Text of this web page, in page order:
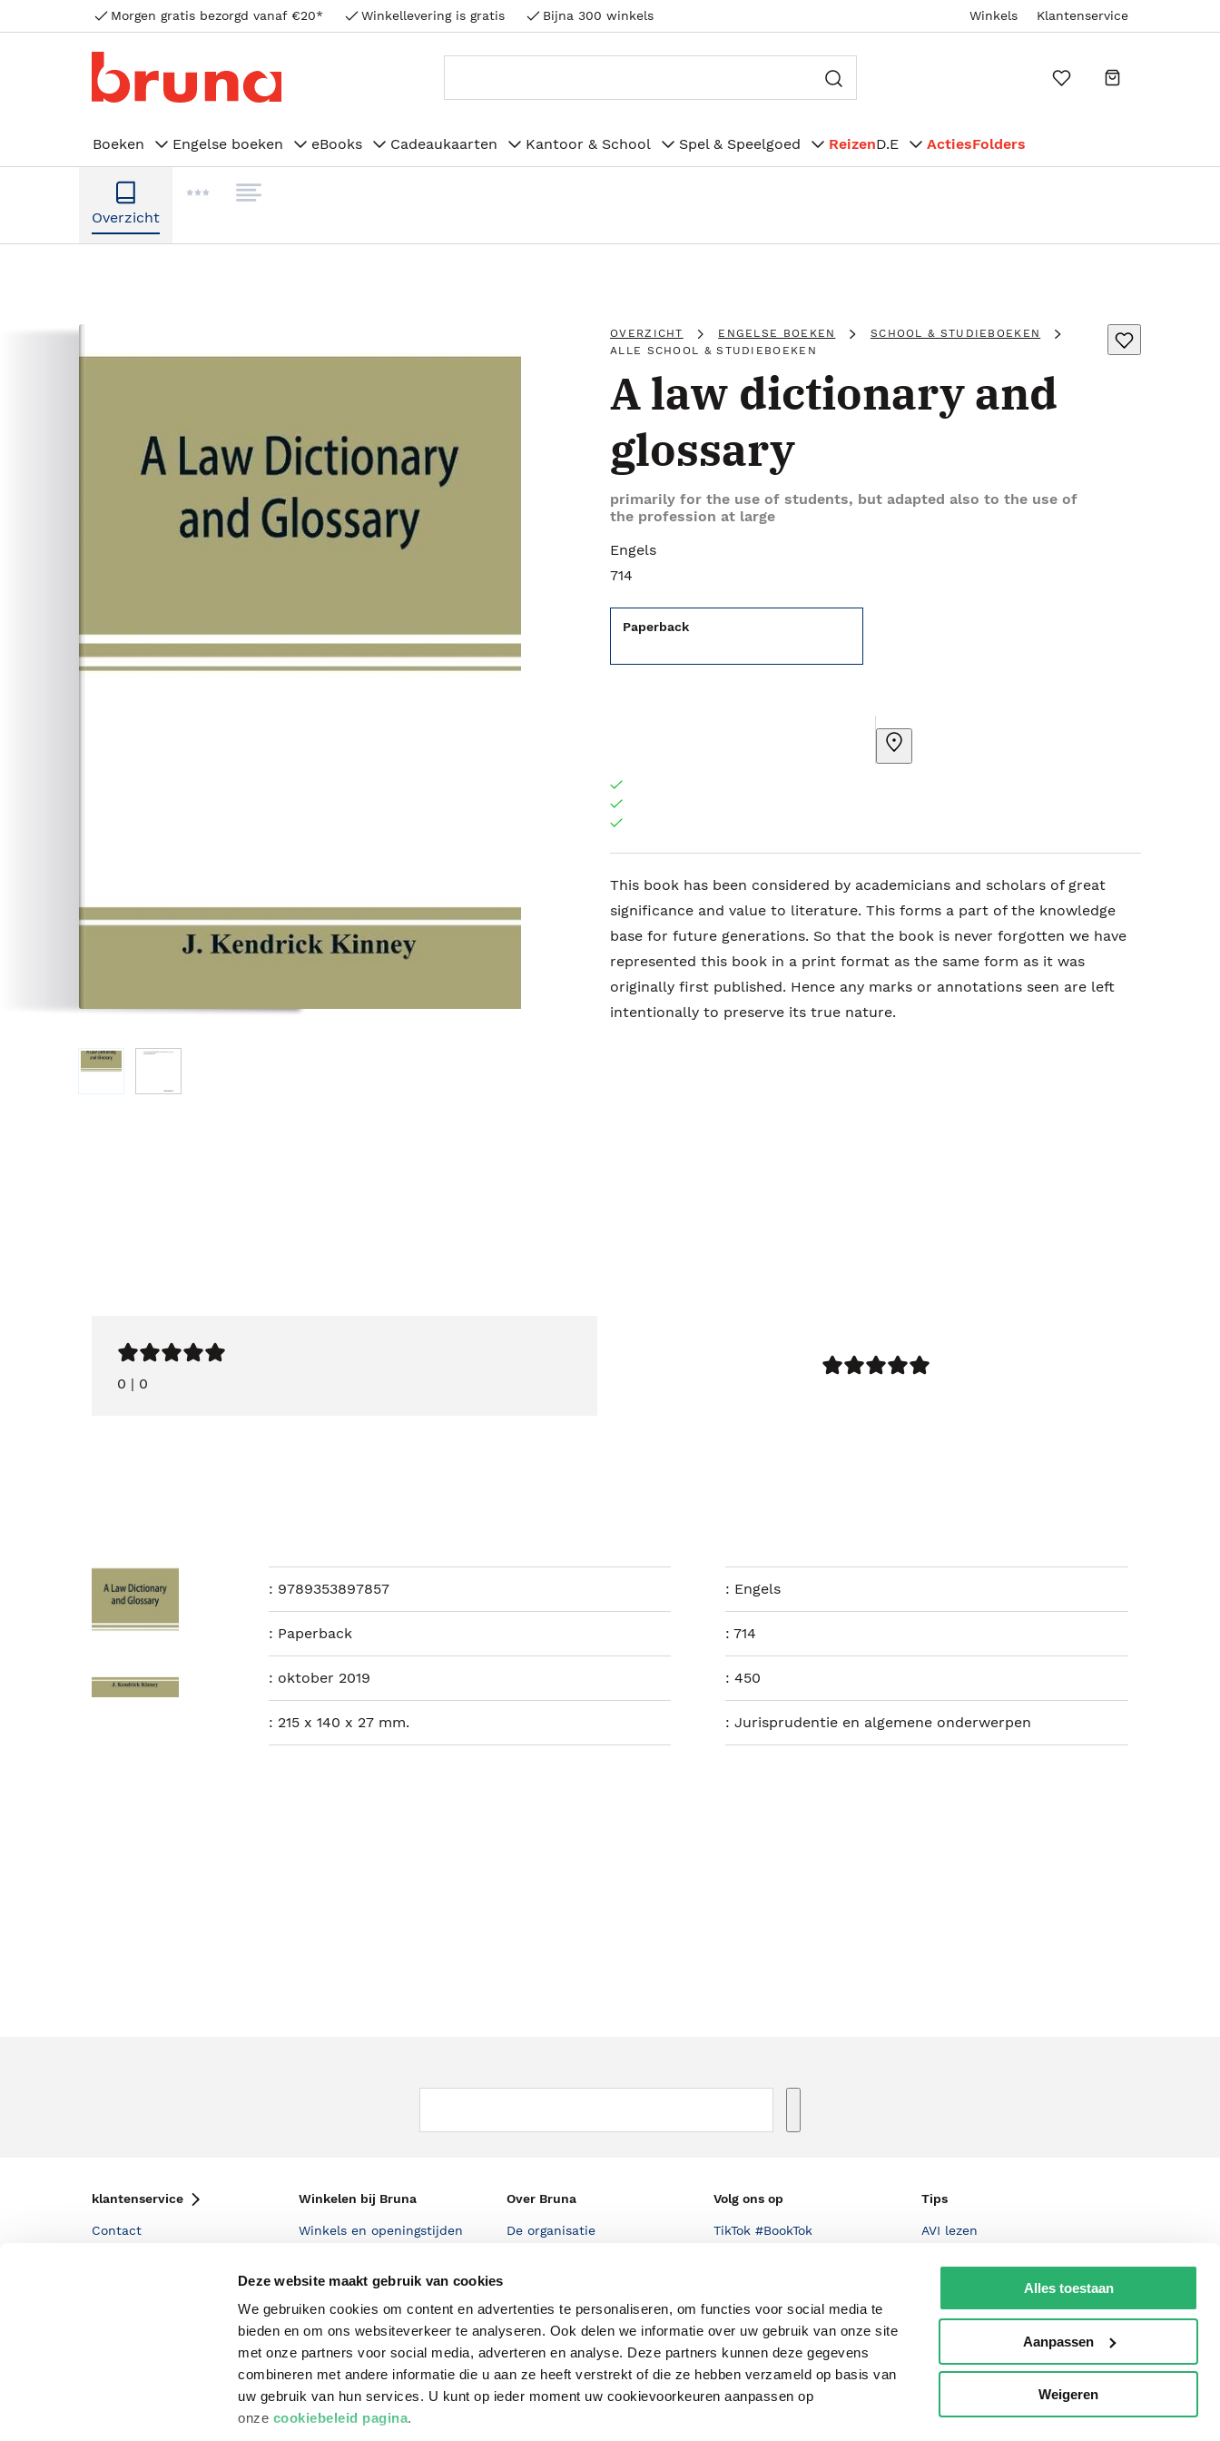
Deze website maakt gebruik van cookies
We gebruiken cookies om content en advertenties te personaliseren, om functies voor social media te
bieden en om ons websiteverkeer te analyseren. Ook delen we informatie over uw gebruik van onze site
met onze partners voor social media, adverteren en analyse. Deze partners kunnen deze gegevens
combineren met andere informatie die u aan ze heeft verstrekt of die ze hebben verzameld op basis van
uw gebruik van hun services. U kunt op ieder moment uw cookievoorkeuren aanpassen op
onze cookiebeleid pagina.
Alles toestaan
Aanpassen
Weigeren
Morgen gratis bezorgd vanaf €20* Winkellevering is gratis Bijna 300 winkels Winkels Klantenservice
Boeken Engelse boeken eBooks Cadeaukaarten Kantoor & School Spel & Speelgoed ReizenD.E ActiesFolders
Overzicht
OVERZICHT ENGELSE BOEKEN
SCHOOL & STUDIEBOEKEN
ALLE SCHOOL & STUDIEBOEKEN
A law dictionary and
glossary
primarily for the use of students, but adapted also to the use of
the profession at large
Engels
714
Paperback
This book has been considered by academicians and scholars of great
significance and value to literature. This forms a part of the knowledge
base for future generations. So that the book is never forgotten we have
represented this book in a print format as the same form as it was
originally first published. Hence any marks or annotations seen are left
intentionally to preserve its true nature.
0 | 0
: 9789353897857 : Engels
: Paperback :714
: oktober 2019 :450
: 215 x 140 x 27 mm. :Jurisprudentie en algemene onderwerpen
klantenservice
Contact
Annuleren & Retourneren
Winkelen bij Bruna
Winkels en openingstijden
Cadeauboxen
Staatsloterij
ING Servicepunten
Over Bruna
De organisatie
De voordelen van Bruna
Responsible Disclosure
Statement
Volg ons op
TikTok #BookTok
Tips
AVI lezen
De Nationale Voorleesdagen
Wet op de Vaste Boekenprijs
Winacties